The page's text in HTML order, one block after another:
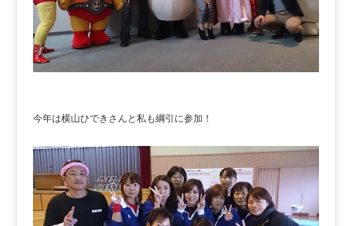
今年は横山ひできさんと私も綱引に参加！